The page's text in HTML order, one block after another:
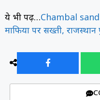
ये भी पढ़ें…Chambal
माफिया पर सख्ती,